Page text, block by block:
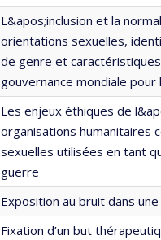
L&apos;inclusion et la
orientations sexuelles,
de genre et
gouvernance mondiale pour
Les enjeux éthiques de
organisations humanitaires
sexuelles utilisées en tant
guerre
Exposition au bruit dans
Fixation d’un but